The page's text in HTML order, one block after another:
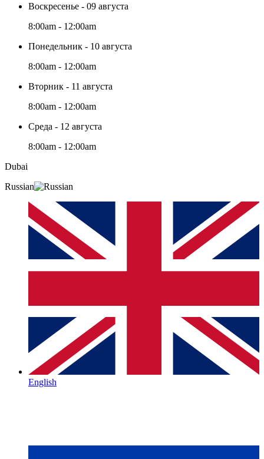
Воскресенье - 09 августа
8:00am - 12:00am
Понедельник - 10 августа
8:00am - 12:00am
Вторник - 11 августа
8:00am - 12:00am
Среда - 12 августа
8:00am - 12:00am
Dubai
Russian
English